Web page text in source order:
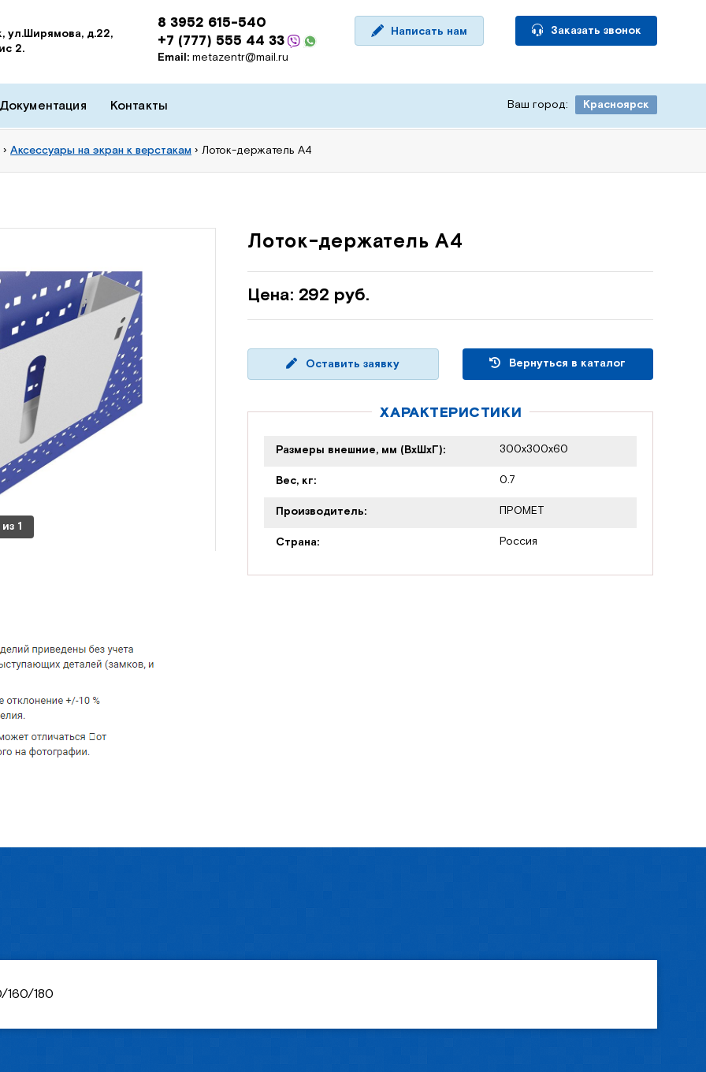
ул.Ширямова, д.22,
2.
8 3952 615-540
+7 (777) 555 44 33
Email: metazentr@mail.ru
Написать нам Заказать звонок
Контакты Ваш город: Красноярск
› Аксессуары на экран к верстакам › Лоток-держатель А4
1
Лоток-держатель А4
Цена: 292 руб.
Оставить заявку Вернуться в каталог
ХАРАКТЕРИСТИКИ
Размеры внешние, мм (ВхШхГ): 300x300x60
Вес, кг: 0.7
Производитель: ПРОМЕТ
Страна: Россия
160/180